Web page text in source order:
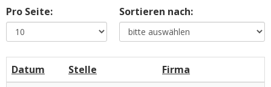
Pro Seite: Sortieren nach:
Datum Stelle
Firma